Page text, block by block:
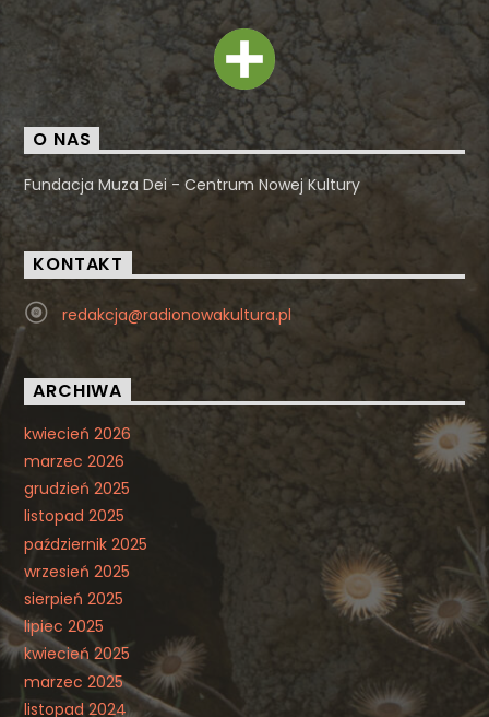
O NAS
Fundacja Muza Dei - Centrum Nowej Kultury
KONTAKT
redakcja@radionowakultura.pl
ARCHIWA
kwiecień 2026
marzec 2026
grudzień 2025
listopad 2025
październik 2025
wrzesień 2025
sierpień 2025
lipiec 2025
kwiecień 2025
marzec 2025
listopad 2024